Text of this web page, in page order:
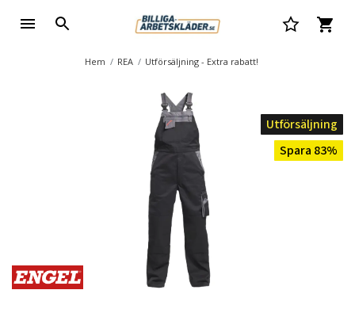
Hem REA Utförsäljning - Extra rabatt!
Utförsäljning
Spara 83%